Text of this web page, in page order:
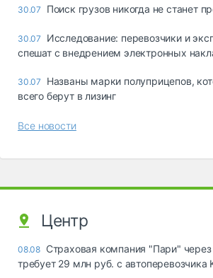
30.07 Поиск грузов никогда не станет
30.07
Исследование: перевозчики и
спешат с внедрением электронных
30.07
Названы марки полуприцепов,
всего берут в лизинг
Все новости
Центр
08.08 Страховая компания "Пари" через
требует 29 млн руб. с автоперевозчика